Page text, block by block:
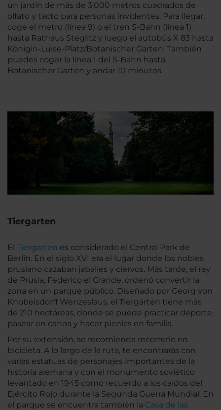
un jardín de más de 3.000 metros cuadrados de
olfato y tacto para personas invidentes. Para llegar,
coge el metro (línea 9) o el tren S-Bahn (línea 1)
hasta Rathaus Steglitz y luego el autobús X 83 hasta
Königin-Luise-Platz/Botanischer Garten. También
puedes coger la línea 1 del S-Bahn hasta
Botanischer Garten y andar 10 minutos.
Tiergarten
El Tiergarten es considerado el Central Park de
Berlín. En el siglo XVI era el lugar donde los nobles
prusiano cazaban jabalíes y ciervos. Más tarde, el rey
de Prusia, Federico el Grande, ordenó convertir la
zona en un parque público. Diseñado por Georg von
Knobelsdorff Wenzeslaus, el Tiergarten tiene más
de 210 hectáreas, donde se puede practicar deporte,
pasear en canoa y hacer picnics en familia.
Por su extensión, se recomienda recorrerlo en
bicicleta. A lo largo de la ruta, te encontrarás con
varias estatuas de personajes importantes de la
historia alemana y con el monumento soviético
levantado en 1945 como recuerdo a los caídos del
Ejército Rojo durante la Segunda Guerra Mundial. En
el parque se encuentra también la Casa de las